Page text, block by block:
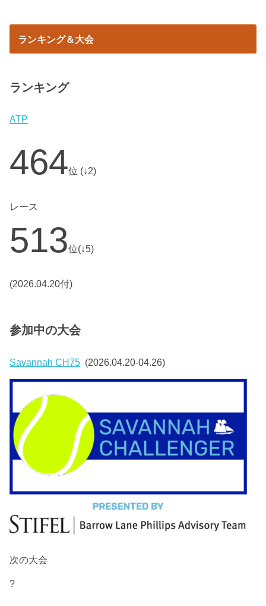
ランキング＆大会
ランキング
ATP
464位 (↓2)
レース
513位(↓5)
(2026.04.20付)
参加中の大会
Savannah CH75 (2026.04.20-04.26)
次の大会
?